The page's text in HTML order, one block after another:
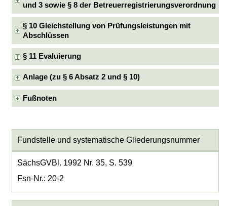
und 3 sowie § 8 der Betreuerregistrierungsverordnung
§ 10 Gleichstellung von Prüfungsleistungen mit
Abschlüssen
§ 11 Evaluierung
Anlage (zu § 6 Absatz 2 und § 10)
Fußnoten
Fundstelle und systematische Gliederungsnummer
SächsGVBl. 1992 Nr. 35, S. 539
Fsn-Nr.: 20-2